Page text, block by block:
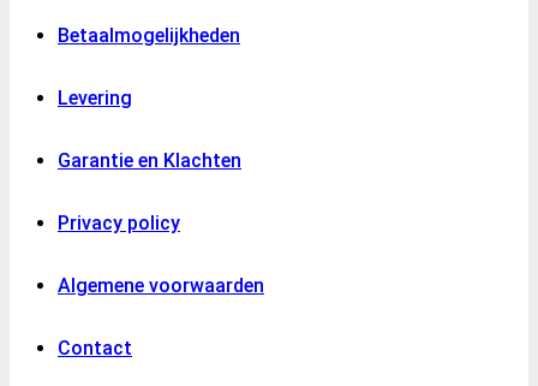
Betaalmogelijkheden
Levering
Garantie en Klachten
Privacy policy
Algemene voorwaarden
Contact